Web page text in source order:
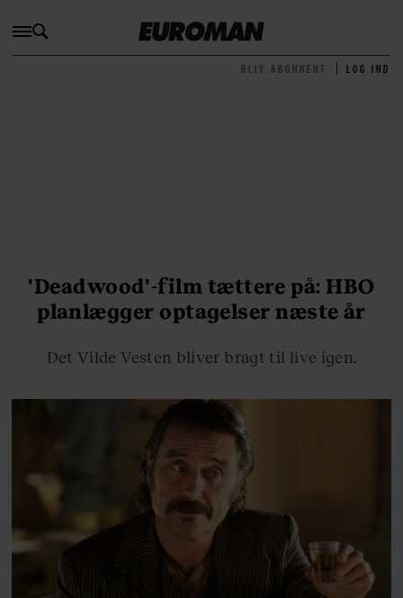
BLIV ABONNENT LOG IND
'Deadwood'-film tættere på: HBO
planlægger optagelser næste år
Det Vilde Vesten bliver bragt til live igen.